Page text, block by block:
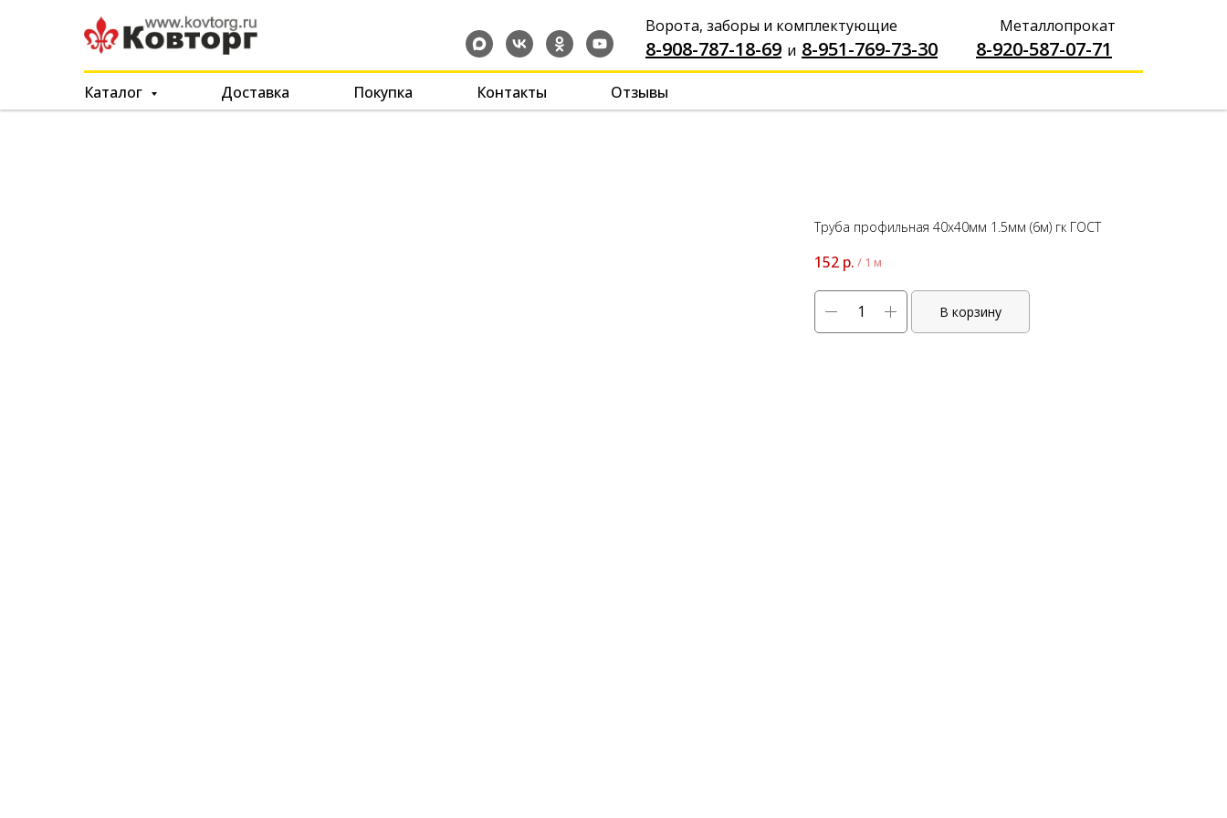
Ворота, заборы и комплектующие Металлопрокат
8-908-787-18-69 и 8-951-769-73-30 8-920-587-07-71
Каталог Доставка Покупка Контакты Отзывы
Труба профильная 40х40мм 1.5мм (6м) гк ГОСТ
152 р. / 1 м
В корзину